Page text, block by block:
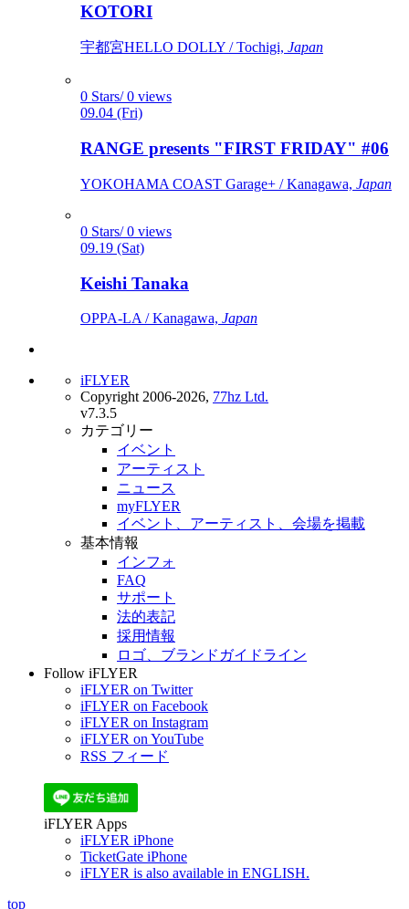
KOTORI
宇都宮HELLO DOLLY / Tochigi, Japan
0 Stars/ 0 views
09.04 (Fri)
RANGE presents "FIRST FRIDAY" #06
YOKOHAMA COAST Garage+ / Kanagawa, Japan
0 Stars/ 0 views
09.19 (Sat)
Keishi Tanaka
OPPA-LA / Kanagawa, Japan
iFLYER
Copyright 2006-2026, 77hz Ltd.
v7.3.5
カテゴリー
イベント
アーティスト
ニュース
myFLYER
イベント、アーティスト、会場を掲載
基本情報
インフォ
FAQ
サポート
法的表記
採用情報
ロゴ、ブランドガイドライン
Follow iFLYER
iFLYER on Twitter
iFLYER on Facebook
iFLYER on Instagram
iFLYER on YouTube
RSS フィード
iFLYER Apps
iFLYER iPhone
TicketGate iPhone
iFLYER is also available in ENGLISH.
top